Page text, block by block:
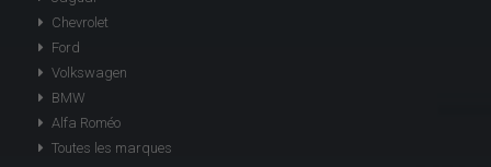
Chevrolet
Ford
Volkswagen
BMW
Alfa Roméo
Toutes les marques